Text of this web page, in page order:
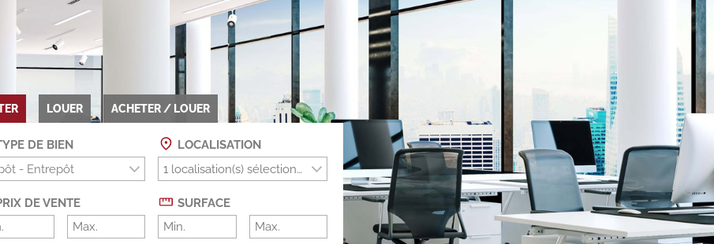
LOUER ACHETER / LOUER
DE BIEN
- Entrepôt
LOCALISATION
DE VENTE SURFACE